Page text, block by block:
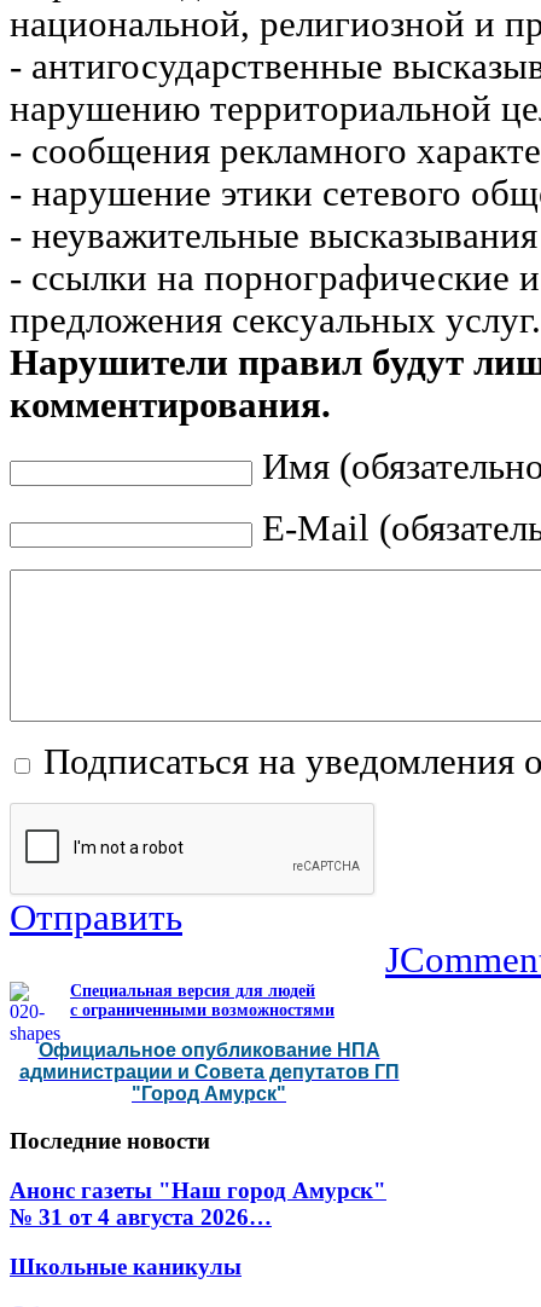
национальной, религиозной и
- антигосударственные
нарушению территориальной
- сообщения рекламного
- нарушение этики сетевого
- неуважительные
- ссылки на порнографические
предложения сексуальных услуг.
Нарушители правил будут
комментирования.
Имя
E-Mail
Подписаться на уведомления
Отправить
Специальная версия для людей
с ограниченными возможностями
Официальное опубликование НПА
администрации и Совета депутатов ГП
"Город Амурск"
Последние новости
Анонс газеты "Наш город Амурск"
№ 31 от 4 августа 2026…
Школьные каникулы